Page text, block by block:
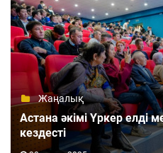
Жаңалық
Астана әкімі Үркер елді
кездесті